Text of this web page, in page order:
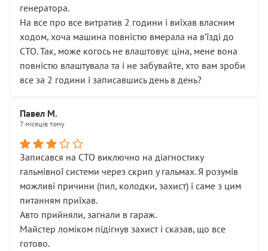
генератора.
На все про все витратив 2 години і виїхав власним
ходом, хоча машина повністю вмерала на вʼїзді до
СТО. Так, може когось не влаштовує ціна, мене вона
повністю влаштувала та і не забувайте, хто вам зроби
все за 2 години і записавшись день в день?
Павел М.
7 місяців тому
Записався на СТО виключно на діагностику
гальмівної системи через скрип у гальмах. Я розумів
можливі причини (пил, колодки, захист) і саме з цим
питанням приїхав.
Авто прийняли, загнали в гараж.
Майстер ломіком підігнув захист і сказав, що все
готово.